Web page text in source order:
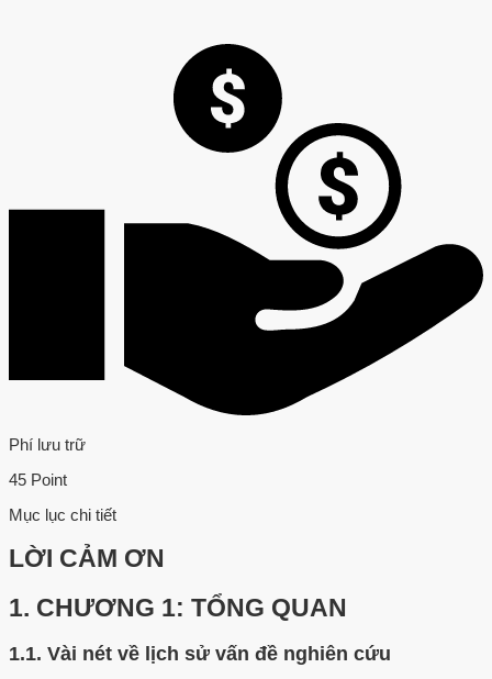
Phí lưu trữ
45 Point
Mục lục chi tiết
LỜI CẢM ƠN
1. CHƯƠNG 1: TỔNG QUAN
1.1. Vài nét về lịch sử vấn đề nghiên cứu